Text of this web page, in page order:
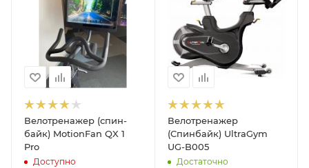
Велотренажер (спин-
байк) MotionFan QX 1
Pro
Доступно
Велотренажер
(Спинбайк) UltraGym
UG-B005
Достаточно